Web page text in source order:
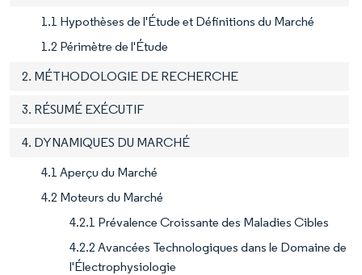
1.1 Hypothèses de l'Étude et Définitions du Marché
1.2 Périmètre de l'Étude
2. MÉTHODOLOGIE DE RECHERCHE
3. RÉSUMÉ EXÉCUTIF
4. DYNAMIQUES DU MARCHÉ
4.1 Aperçu du Marché
4.2 Moteurs du Marché
4.2.1 Prévalence Croissante des Maladies Cibles
4.2.2 Avancées Technologiques dans le Domaine de
l'Électrophysiologie